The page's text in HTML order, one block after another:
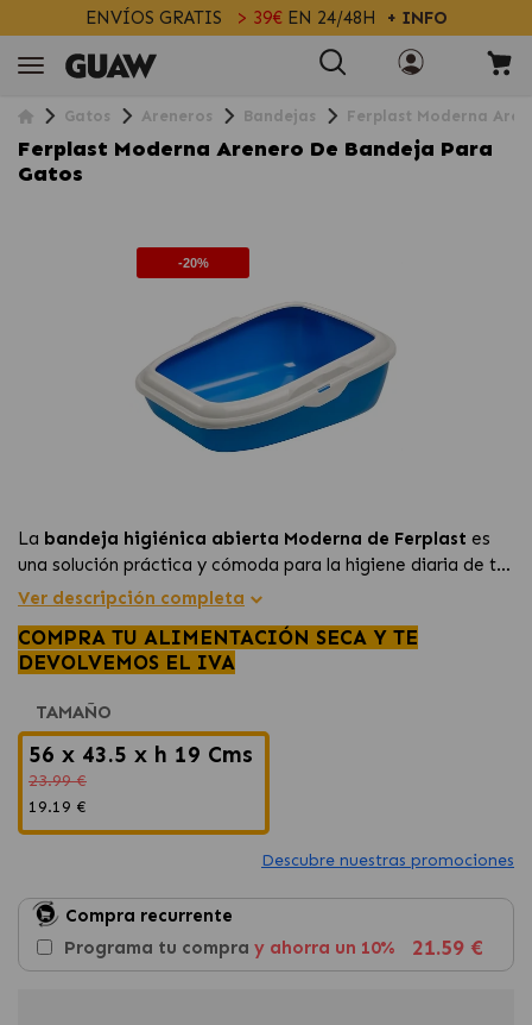
ENVÍOS GRATIS > 39€EN 24/48H + INFO
Gatos Areneros Bandejas Ferplast Moderna
Ferplast Moderna Arenero De Bandeja Para
Gatos
-20%
La bandeja higiénica abierta Moderna de Ferplast es
una solución práctica y cómoda para la higiene diaria de tu
gato. Fabricada en plástico resistente, ofrece un acceso
total comodidad.
Ver descripción completa
COMPRA TU ALIMENTACIÓN SECA Y TE
DEVOLVEMOS EL IVA
TAMAÑO
56 x 43.5 x h 19 Cms
23.99 €
19.19 €
Descubre nuestras promociones
Compra recurrente
Programa tu compra y ahorra un 10% 21.59 €